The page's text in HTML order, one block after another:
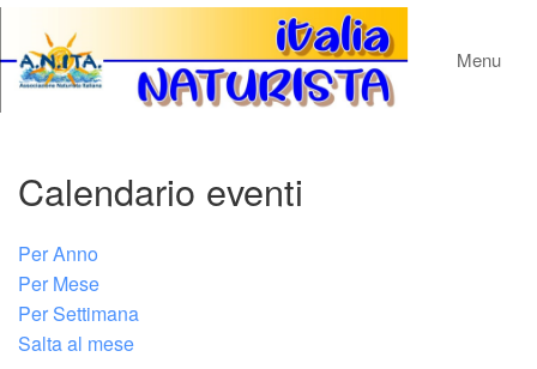
Menu
Calendario eventi
Per Anno
Per Mese
Per Settimana
Salta al mese